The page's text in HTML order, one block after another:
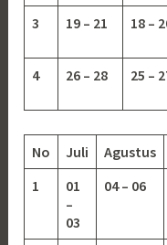
3
19 – 21 18 –
4
26 – 28 25 –
No Juli Agustus
1
01
–
03
04 – 06